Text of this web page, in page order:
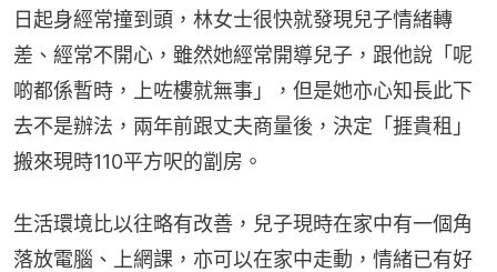
日起身經常撞到頭，林女士很快就發現兒子情緒轉
差、經常不開心，雖然她經常開導兒子，跟他說「呢
啲都係暫時，上咗樓就無事」，但是她亦心知長此下
去不是辦法，兩年前跟丈夫商量後，決定「捱貴租」
搬來現時110平方呎的劏房。
生活環境比以往略有改善，兒子現時在家中有一個角
落放電腦、上網課，亦可以在家中走動，情緒已有好